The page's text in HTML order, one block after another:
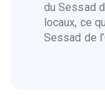
du Sessad
locaux, ce
Sessad de